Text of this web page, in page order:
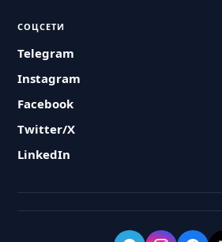
СОЦСЕТИ
Telegram
Instagram
Facebook
Twitter/X
LinkedIn